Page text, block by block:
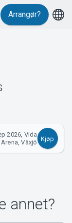
Arrangør?
2026, Vida
Arena, Växjö
Kjøp
annet?